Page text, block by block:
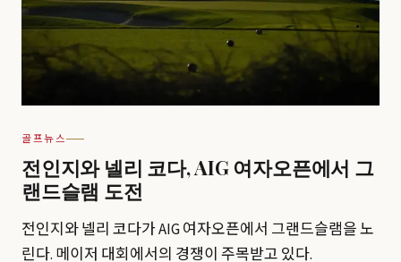
골프뉴스
전인지와 넬리 코다, AIG 여자오픈에서 그
랜드슬램 도전
전인지와 넬리 코다가 AIG 여자오픈에서 그랜드슬램을 노
린다. 메이저 대회에서의 경쟁이 주목받고 있다.